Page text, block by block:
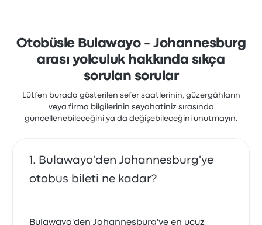
başlangıç fiyatı ₺2.859
Otobüsle Bulawayo - Johannesburg
arası yolculuk hakkında sıkça
sorulan sorular
Lütfen burada gösterilen sefer saatlerinin, güzergâhların
veya firma bilgilerinin seyahatiniz sırasında
güncellenebileceğini ya da değişebileceğini unutmayın.
Bulawayo'den Johannesburg'ye
otobüs bileti ne kadar?
Bulawayo'den Johannesburg'ye en ucuz